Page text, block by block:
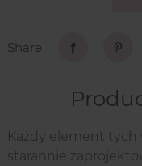
Share
Każdy element tych
starannie